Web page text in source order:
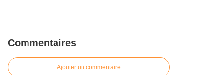
Commentaires
Ajouter un commentaire